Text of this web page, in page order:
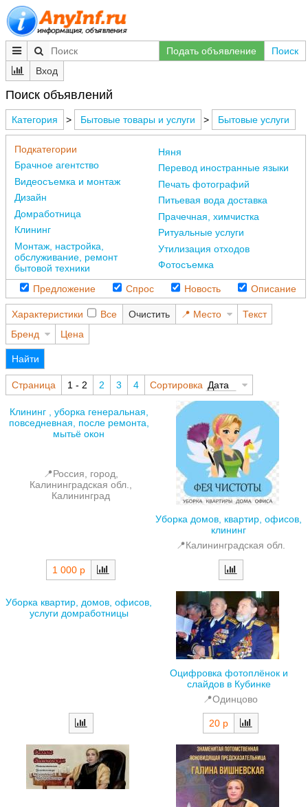
Подать объявление
Поиск
Вход
Поиск объявлений
Категория > Бытовые товары и услуги > Бытовые услуги
Подкатегории
Брачное агентство
Видеосъемка и монтаж
Дизайн
Домработница
Клининг
Монтаж, настройка,
обслуживание, ремонт
бытовой техники
Няня
Перевод иностранные языки
Печать фотографий
Питьевая вода доставка
Прачечная, химчистка
Ритуальные услуги
Утилизация отходов
Фотосъемка
Предложение Спрос Новость Описание
Характеристики Все Очистить Место
Текст
Бренд
Цена
Найти
Страница 1 - 2 2 3 4 Сортировка Дата
Клининг , уборка генеральная,
повседневная, после ремонта,
мытьё окон
📍Россия, город,
Калининградская обл.,
Калининград
1 000 р
Уборка домов, квартир, офисов,
клининг
📍Калининградская обл.
Уборка квартир, домов, офисов,
услуги домработницы
Оцифровка фотоплёнок и
слайдов в Кубинке
📍Одинцово
20 р